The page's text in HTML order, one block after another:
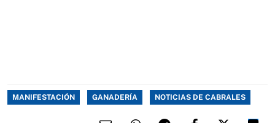
MANIFESTACIÓN GANADERÍA NOTICIAS DE CABRALES